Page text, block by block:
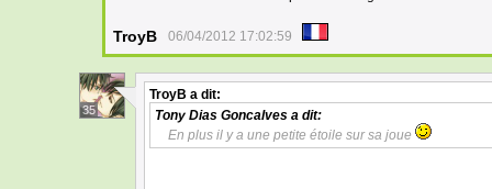
TroyB 06/04/2012 17:02:59
35
TroyB a dit:
Tony Dias Goncalves a dit:
En plus il y a une petite étoile sur sa joue